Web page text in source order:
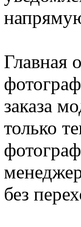
Главная
заказа
только
без